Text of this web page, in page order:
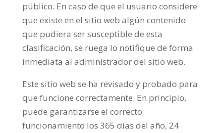
público. En caso de que el usuario considere
que existe en el sitio web algún contenido
que pudiera ser susceptible de esta
clasificación, se ruega lo notifique de forma
inmediata al administrador del sitio web.
Este sitio web se ha revisado y probado para
que funcione correctamente. En principio,
puede garantizarse el correcto
funcionamiento los 365 días del año, 24